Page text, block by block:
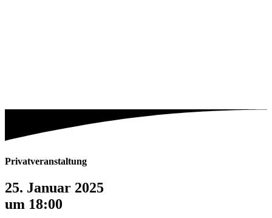
Privatveranstaltung
25. Januar 2025
um 18:00